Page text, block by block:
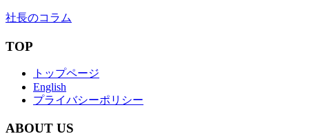
社長のコラム
TOP
トップページ
English
プライバシーポリシー
ABOUT US